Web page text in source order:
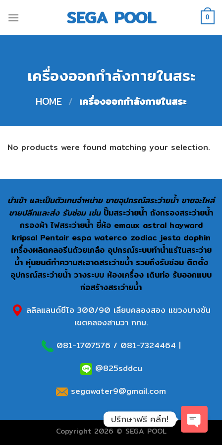
to
SEGA POOL 0
เครื่องออกกำลังกายในสระ
HOME / เครื่องออกกำลังกายในสระ
No products were found matching your selection.
นำเข้า และเป็นตัวเทนจำหน่าย ขายอุปกรณ์สระว่ายน้ำ ขายอะไหล่
ขายปลีกและส่ง รับซ่อม เช่น ปั๊มสระว่ายน้ำ ถังกรองสระว่ายน้ำ
กรองผ้า ไฟสระว่ายน้ำ ยี่ห้อ emaux astral hayward
kripsal Pentair espa waterco zodiac jesta dophin
เครื่องผลิตคลอรีนด้วยเกลือ อุปกรณ์ระบบทำน้ำแร่ในสระว่าย
น้ำ หุ่นยนต์ทำความสะอาดสระว่ายน้ำ รวมถึงรับซ่อม ติดตั้ง
อุปกรณ์สระว่ายน้ำ วางระบบ ห้องเครื่อง เดินท่อ รับออกแบบ
ก่อสร้างสระว่ายน้ำ
ลลิลแลนด์ซีโอ 300/90 เลียบคลองสอง แขวงบางชัน
เขตคลองสามวา กทม.
081-1707576 / 081-7324464 |
@825sddcu
segawater9@gmail.com
Copyright 2026 © SEGA POOL
ปรึกษาฟรี คลิ้ก!